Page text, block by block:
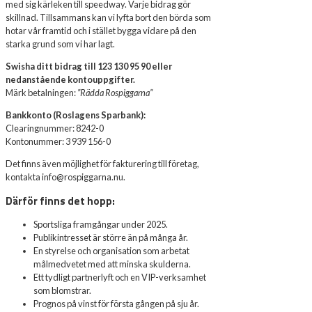
med sig kärleken till speedway. Varje bidrag gör
skillnad. Tillsammans kan vi lyfta bort den börda som
hotar vår framtid och i stället bygga vidare på den
starka grund som vi har lagt.
Swisha ditt bidrag till 123 130 95 90 eller
nedanstående kontouppgifter.
Märk betalningen:”Rädda Rospiggarna”
Bankkonto (Roslagens Sparbank):
Clearingnummer: 8242-0
Kontonummer: 3 939 156-0
Det finns även möjlighet för fakturering till företag,
kontakta info@rospiggarna.nu.
Därför finns det hopp:
Sportsliga framgångar under 2025.
Publikintresset är större än på många år.
En styrelse och organisation som arbetat
målmedvetet med att minska skulderna.
Ett tydligt partnerlyft och en VIP-verksamhet
som blomstrar.
Prognos på vinst för första gången på sju år.